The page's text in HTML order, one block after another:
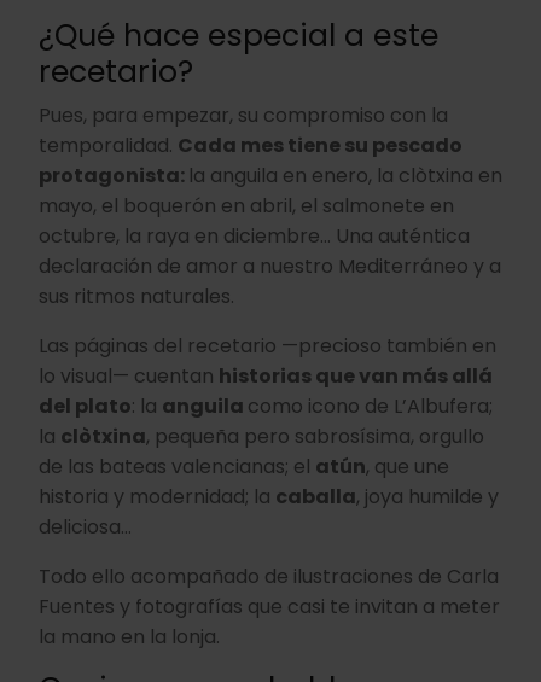
¿Qué hace especial a este
recetario?
Pues, para empezar, su compromiso con la
temporalidad. Cada mes tiene su pescado
protagonista: la anguila en enero, la clòtxina en
mayo, el boquerón en abril, el salmonete en
octubre, la raya en diciembre… Una auténtica
declaración de amor a nuestro Mediterráneo y a
sus ritmos naturales.
Las páginas del recetario —precioso también en
lo visual— cuentan historias que van más allá
del plato: la anguila como icono de L’Albufera;
la clòtxina, pequeña pero sabrosísima, orgullo
de las bateas valencianas; el atún, que une
historia y modernidad; la caballa, joya humilde y
deliciosa…
Todo ello acompañado de ilustraciones de Carla
Fuentes y fotografías que casi te invitan a meter
la mano en la lonja.